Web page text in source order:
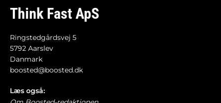
Think Fast ApS
Ringstedgårdsvej 5
5792 Aarslev
Danmark
boosted@boosted.dk
Læs også: